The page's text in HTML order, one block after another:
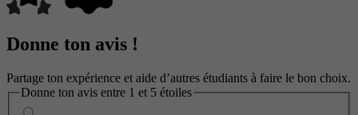
Donne ton avis !
Partage ton expérience et aide d’autres étudiants à faire le bon choix.
Donne ton avis entre 1 et 5 étoiles